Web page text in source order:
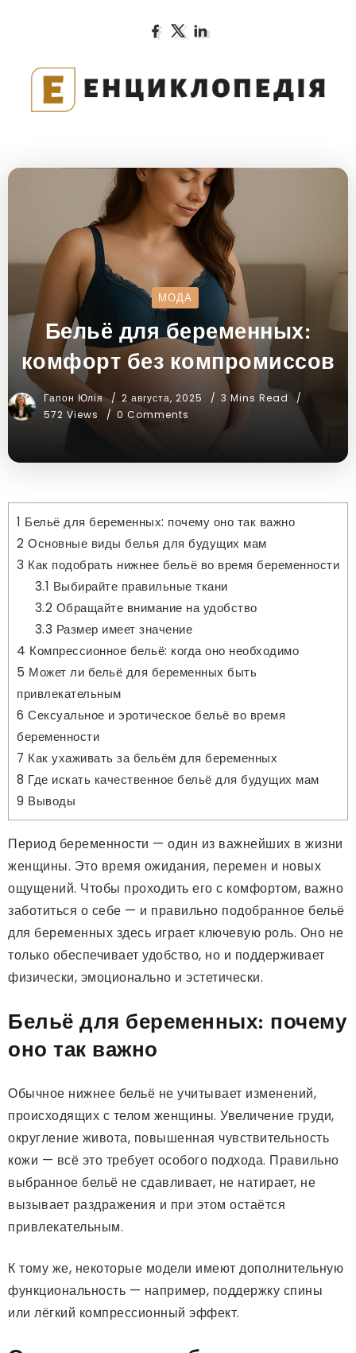
МОДА
Бельё для беременных:
комфорт без компромиссов
Гапон Юлія 2 августа, 2025
3 Mins Read
572 Views
0 Comments
1 Бельё для беременных: почему оно так важно
2 Основные виды белья для будущих мам
3 Как подобрать нижнее бельё во время беременности
3.1 Выбирайте правильные ткани
3.2 Обращайте внимание на удобство
3.3 Размер имеет значение
4 Компрессионное бельё: когда оно необходимо
5 Может ли бельё для беременных быть
привлекательным
6 Сексуальное и эротическое бельё во время
беременности
7 Как ухаживать за бельём для беременных
8 Где искать качественное бельё для будущих мам
9 Выводы
Период беременности — один из важнейших в жизни
женщины. Это время ожидания, перемен и новых
ощущений. Чтобы проходить его с комфортом, важно
заботиться о себе — и правильно подобранное бельё
для беременных здесь играет ключевую роль. Оно не
только обеспечивает удобство, но и поддерживает
физически, эмоционально и эстетически.
Бельё для беременных: почему
оно так важно
Обычное нижнее бельё не учитывает изменений,
происходящих с телом женщины. Увеличение груди,
округление живота, повышенная чувствительность
кожи — всё это требует особого подхода. Правильно
выбранное бельё не сдавливает, не натирает, не
вызывает раздражения и при этом остаётся
привлекательным.
К тому же, некоторые модели имеют дополнительную
функциональность — например, поддержку спины
или лёгкий компрессионный эффект.